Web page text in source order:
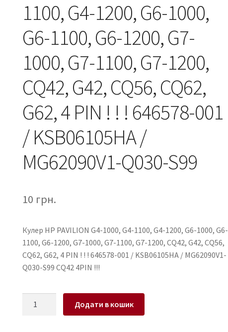
1100, G4-1200, G6-1000,
G6-1100, G6-1200, G7-
1000, G7-1100, G7-1200,
CQ42, G42, CQ56, CQ62,
G62, 4 PIN ! ! ! 646578-001
/ KSB06105HA /
MG62090V1-Q030-S99
10 грн.
Кулер HP PAVILION G4-1000, G4-1100, G4-1200, G6-1000, G6-
1100, G6-1200, G7-1000, G7-1100, G7-1200, CQ42, G42, CQ56,
CQ62, G62, 4 PIN ! ! ! 646578-001 / KSB06105HA / MG62090V1-
Q030-S99 CQ42 4PIN !!!
Додати в кошик